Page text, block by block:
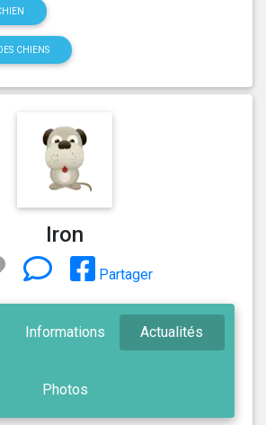
CHIENS
Iron
Partager
Informations Actualités
Photos